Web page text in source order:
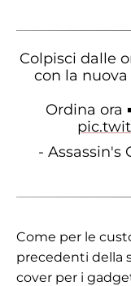
Colpisci dalle
con la nuova
Ordina ora
- Assassin's
Come per le
precedenti della
cover per i